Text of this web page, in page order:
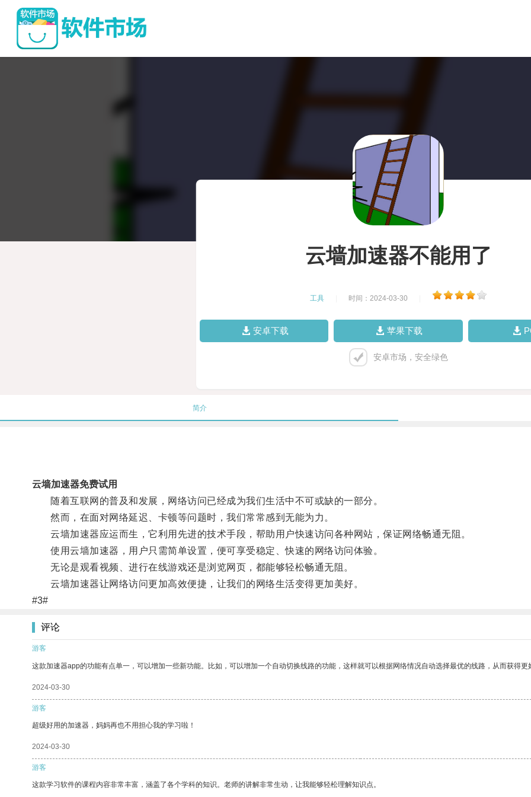
云墙加速器不能用了
工具 时间：2024-03-30
安卓下载 苹果下载
安卓市场，安全绿色
简介
云墙加速器免费试用
随着互联网的普及和发展，网络访问已经成为我们生活中不可或缺的一部分。
然而，在面对网络延迟、卡顿等问题时，我们常常感到无能为力。
云墙加速器应运而生，它利用先进的技术手段，帮助用户快速访问各种网站，保证网络畅通无阻。
使用云墙加速器，用户只需简单设置，便可享受稳定、快速的网络访问体验。
无论是观看视频、进行在线游戏还是浏览网页，都能够轻松畅通无阻。
云墙加速器让网络访问更加高效便捷，让我们的网络生活变得更加美好。
#3#
评论
游客
这款加速器app的功能有点单一，可以增加一些新功能。比如，可以增加一个自动切换线路的功能，这样就可以根据网络情况自动选择最优的线路，从而获得更
2024-03-30
游客
超级好用的加速器，妈妈再也不用担心我的学习啦！
2024-03-30
游客
这款学习软件的课程内容非常丰富，涵盖了各个学科的知识。老师的讲解非常生动，让我能够轻松理解知识点。